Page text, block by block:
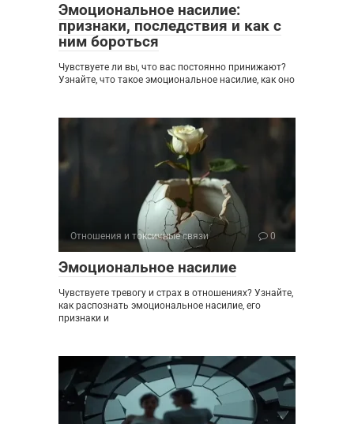
Эмоциональное насилие:
признаки, последствия и как с
ним бороться
Чувствуете ли вы, что вас постоянно принижают?
Узнайте, что такое эмоциональное насилие, как оно
Отношения и токсичные связи 0
Эмоциональное насилие
Чувствуете тревогу и страх в отношениях? Узнайте,
как распознать эмоциональное насилие, его
признаки и